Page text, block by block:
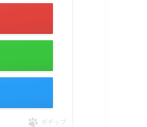
ポチップ